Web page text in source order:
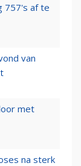
757's af te
van
met
na sterk